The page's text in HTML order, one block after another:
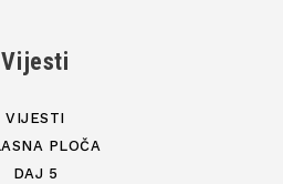
Vijesti
VIJESTI
PLOČA
DAJ 5